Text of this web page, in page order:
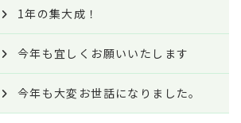
1年の集大成！
今年も宜しくお願いいたします
今年も大変お世話になりました。